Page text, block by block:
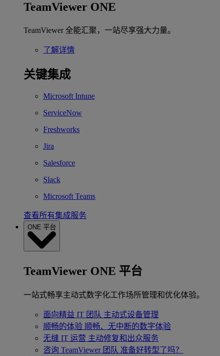
TeamViewer ONE
TeamViewer 全能汇聚，一站尽享强大力量。
了解详情
关键集成
Microsoft Intune
ServiceNow
Freshworks
Jira
Salesforce
Slack
Microsoft Teams
查看所有集成服务
ONE 平台
TeamViewer ONE 平台
一站式畅享主动式数字化工作场所管理和优化体验。
面向精益 IT 团队 主动式设备管理
顺畅的体验 顺畅、无中断的数字体验
无缝 IT 运营 主动修复和出众服务
咨询 TeamViewer 团队 准备好转型了吗？